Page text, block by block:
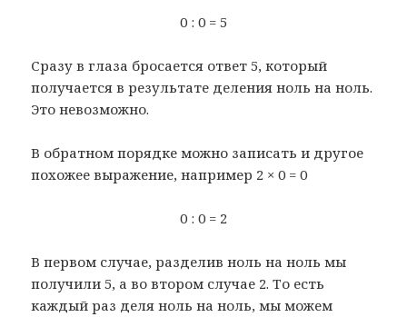
0 : 0 = 5
Сразу в глаза бросается ответ 5, который
получается в результате деления ноль на ноль.
Это невозможно.
В обратном порядке можно записать и другое
похожее выражение, например 2 × 0 = 0
0 : 0 = 2
В первом случае, разделив ноль на ноль мы
получили 5, а во втором случае 2. То есть
каждый раз деля ноль на ноль, мы можем